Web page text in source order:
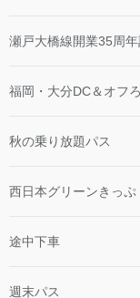
瀬戸大橋線開業35周
福岡・大分DC＆オフ
秋の乗り放題パス
西日本グリーンきっぷ
途中下車
週末パス